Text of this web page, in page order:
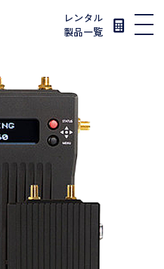
レンタル
製品一覧